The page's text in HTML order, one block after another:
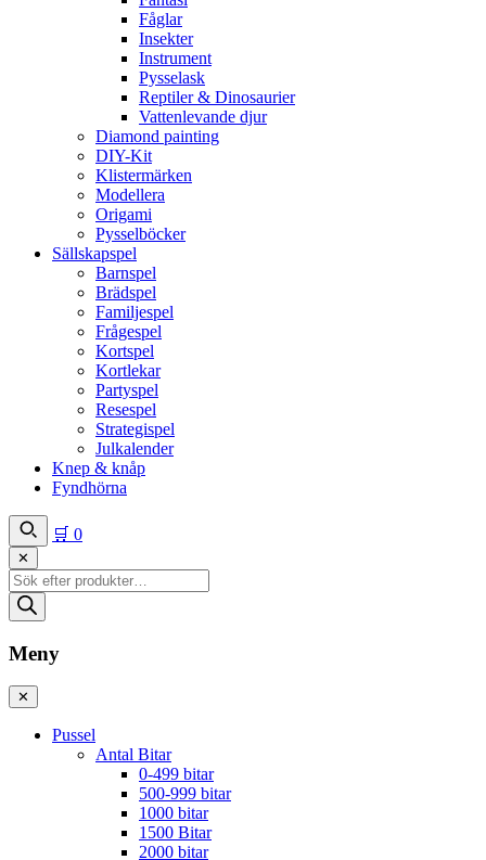
Fåglar
Insekter
Instrument
Pysselask
Reptiler & Dinosaurier
Vattenlevande djur
Diamond painting
DIY-Kit
Klistermärken
Modellera
Origami
Pysselböcker
Sällskapspel
Barnspel
Brädspel
Familjespel
Frågespel
Kortspel
Kortlekar
Partyspel
Resespel
Strategispel
Julkalender
Knep & knåp
Fyndhörna
🛒 0
✕
Produktsökning
Meny
✕
Pussel
Antal Bitar
0-499 bitar
500-999 bitar
1000 bitar
1500 Bitar
2000 bitar